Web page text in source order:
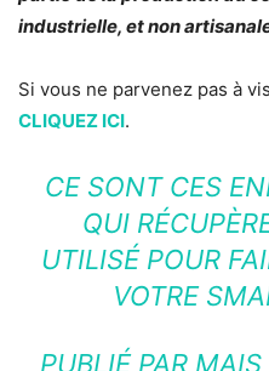
industrielle, et non
Si vous ne parvenez pas à
CLIQUEZ ICI.
CE SONT CES
QUI
UTILISÉ POUR
VOTRE
PUBLIÉ PAR MAIS